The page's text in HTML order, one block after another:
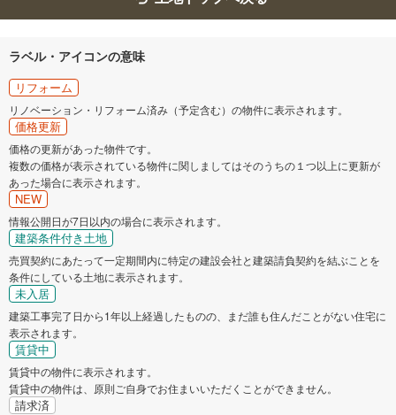
ラベル・アイコンの意味
リフォーム
リノベーション・リフォーム済み（予定含む）の物件に表示されます。
価格更新
価格の更新があった物件です。
複数の価格が表示されている物件に関しましてはそのうちの１つ以上に更新が
あった場合に表示されます。
NEW
情報公開日が7日以内の場合に表示されます。
建築条件付き土地
売買契約にあたって一定期間内に特定の建設会社と建築請負契約を結ぶことを
条件にしている土地に表示されます。
未入居
建築工事完了日から1年以上経過したものの、まだ誰も住んだことがない住宅に
表示されます。
賃貸中
賃貸中の物件に表示されます。
賃貸中の物件は、原則ご自身でお住まいいただくことができません。
請求済